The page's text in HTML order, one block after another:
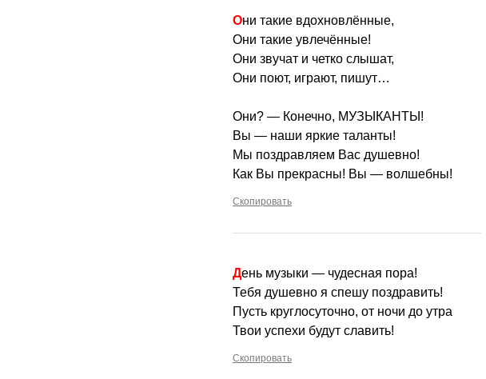
Они такие вдохновлённые,
Они такие увлечённые!
Они звучат и четко слышат,
Они поют, играют, пишут…
Они? — Конечно, МУЗЫКАНТЫ!
Вы — наши яркие таланты!
Мы поздравляем Вас душевно!
Как Вы прекрасны! Вы — волшебны!
Скопировать
День музыки — чудесная пора!
Тебя душевно я спешу поздравить!
Пусть круглосуточно, от ночи до утра
Твои успехи будут славить!
Скопировать